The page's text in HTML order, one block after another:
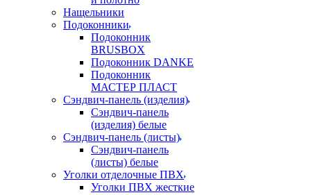
Нащельники
Подоконники
Подоконник
BRUSBOX
Подоконник DANKE
Подоконник
МАСТЕР ПЛАСТ
Сэндвич-панель (изделия)
Сэндвич-панель
(изделия) белые
Сэндвич-панель (листы)
Сэндвич-панель
(листы) белые
Уголки отделочные ПВХ
Уголки ПВХ жесткие